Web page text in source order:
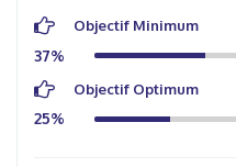
Objectif Minimum
37%
Objectif Optimum
25%